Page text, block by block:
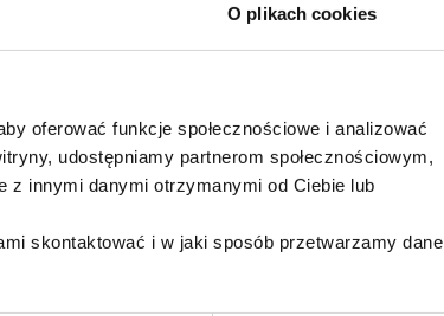
O plikach cookies
oferować funkcje społecznościowe i analizować
udostępniamy partnerom społecznościowym,
z innymi danymi otrzymanymi od Ciebie lub
skontaktować i w jaki sposób przetwarzamy dane